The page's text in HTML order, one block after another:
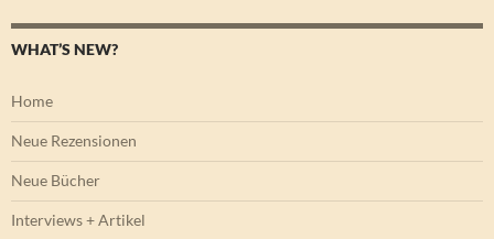
WHAT’S NEW?
Home
Neue Rezensionen
Neue Bücher
Interviews + Artikel